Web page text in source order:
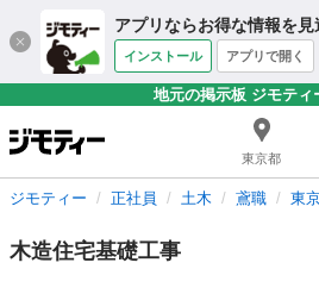
アプリならお得な情報を見
インストール アプリで開く
地元の掲示板 ジモティ
東京都
ジモティー 正社員 土木 鳶職 東
木造住宅基礎工事